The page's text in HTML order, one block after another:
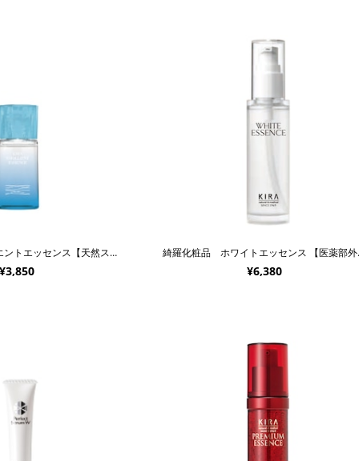
綺羅化粧品 エモリエントエッセンス【天然スクワラン】 綺羅
¥6,380